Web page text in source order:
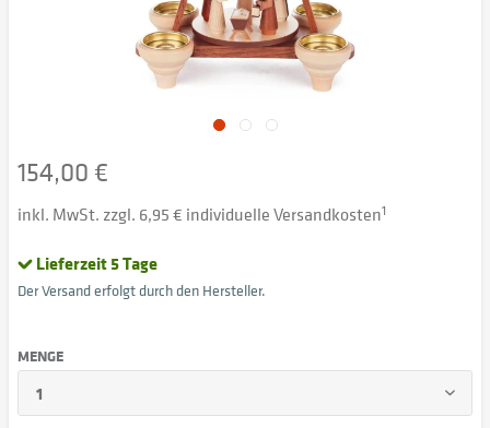
154,00 €
inkl. MwSt. zzgl. 6,95 € individuelle Versandkosten1
Lieferzeit 5 Tage
Der Versand erfolgt durch den Hersteller.
MENGE